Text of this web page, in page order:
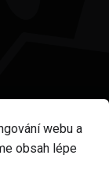
webu a
obsah lépe